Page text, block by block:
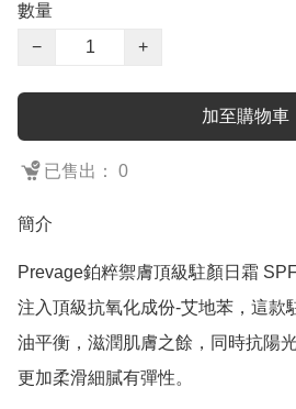
數量
−
+
加至購物車
已售出： 0
簡介
Prevage鉑粹禦膚頂級駐顏日霜
注入頂級抗氧化成份-艾地苯，這款
油平衡，滋潤肌膚之餘，同時抗陽
更加柔滑細膩有彈性。